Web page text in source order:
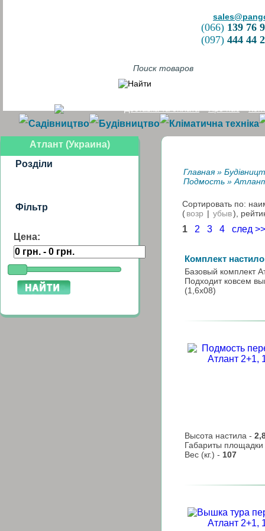
(066) 139 76
(097) 444 44
Садівництво Будівництво Кліматична техніка
Атлант (Украина)
Розділи
Фільтр
Цена:
Главная»
Подмость »
Сортировать по:
(возр | убыв),
1 2 3 4 след >>
Комплект
Базовый комплект
Подходит ковсем
(1,6х08)
Высота настила -
Габариты
Вес (кг.) - 107